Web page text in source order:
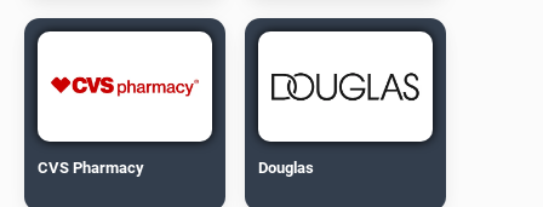
CVS Pharmacy Douglas